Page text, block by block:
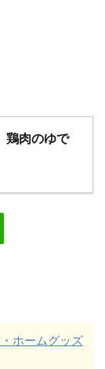
鶏肉のゆで
ホームグッズ